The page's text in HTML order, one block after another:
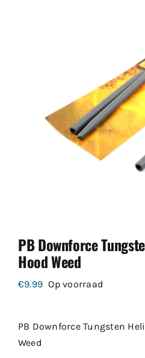
PB Downforce
Hood Weed
€9.99 Op voorraad
PB Downforce Tungsten
Weed